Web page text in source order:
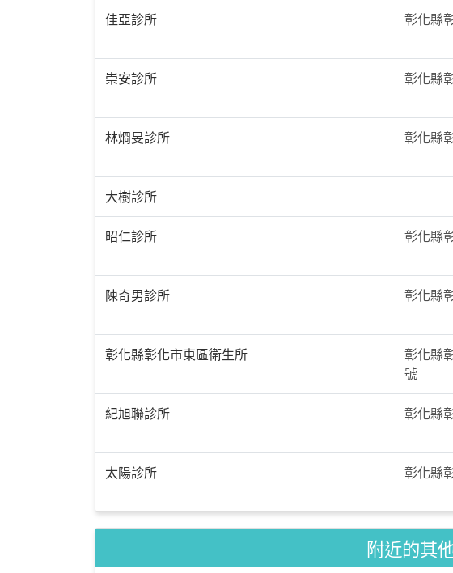
佳亞診所 彰化縣
崇安診所 彰化縣
林烱旻診所 彰化縣
大樹診所
昭仁診所 彰化縣
陳奇男診所 彰化縣
彰化縣彰化市東區衛生所
彰化縣
號
紀旭聯診所 彰化縣
太陽診所 彰化縣
附近的其